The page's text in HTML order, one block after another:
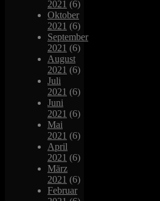
2021 (6)
Oktober
2021 (6)
September
2021 (6)
August
2021 (6)
Juli
2021 (6)
Juni
2021 (6)
Mai
2021 (6)
April
2021 (6)
März
2021 (6)
Februar